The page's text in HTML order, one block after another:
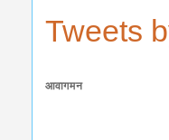
Tweets
आवागमन